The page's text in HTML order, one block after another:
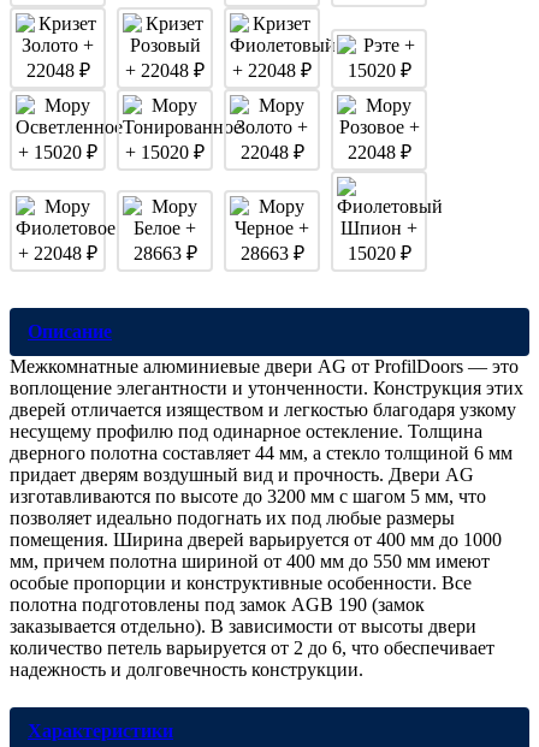
Описание
Межкомнатные алюминиевые двери AG от ProfilDoors — это
воплощение элегантности и утонченности. Конструкция этих
дверей отличается изяществом и легкостью благодаря узкому
несущему профилю под одинарное остекление. Толщина
дверного полотна составляет 44 мм, а стекло толщиной 6 мм
придает дверям воздушный вид и прочность. Двери AG
изготавливаются по высоте до 3200 мм с шагом 5 мм, что
позволяет идеально подогнать их под любые размеры
помещения. Ширина дверей варьируется от 400 мм до 1000
мм, причем полотна шириной от 400 мм до 550 мм имеют
особые пропорции и конструктивные особенности. Все
полотна подготовлены под замок AGB 190 (замок
заказывается отдельно). В зависимости от высоты двери
количество петель варьируется от 2 до 6, что обеспечивает
надежность и долговечность конструкции.
Характеристики